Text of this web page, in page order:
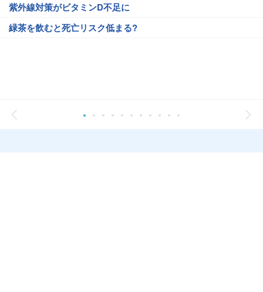
紫外線対策がビタミンD不足に
緑茶を飲むと死亡リスク低まる?